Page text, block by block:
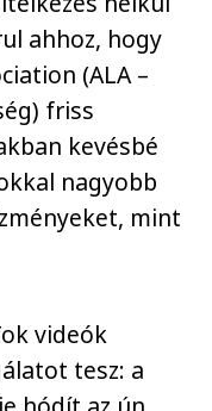
ahhoz, hogy
(ALA –
friss
kevésbé
nagyobb
mint
videók
tesz: a